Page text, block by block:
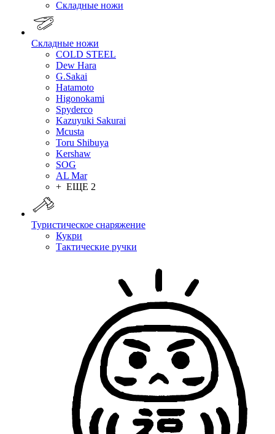
Складные ножи
Складные ножи
COLD STEEL
Dew Hara
G.Sakai
Hatamoto
Higonokami
Spyderco
Kazuyuki Sakurai
Mcusta
Toru Shibuya
Kershaw
SOG
AL Mar
+ ЕЩЕ 2
Туристическое снаряжение
Кукри
Тактические ручки